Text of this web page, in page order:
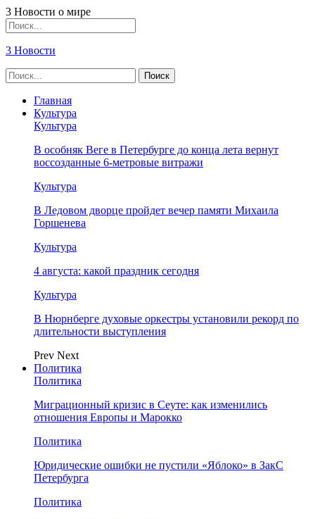
3 Новости о мире
3 Новости
Главная
Культура
Культура
В особняк Веге в Петербурге до конца лета вернут
воссозданные 6-метровые витражи
Культура
В Ледовом дворце пройдет вечер памяти Михаила
Горшенева
Культура
4 августа: какой праздник сегодня
Культура
В Нюрнберге духовые оркестры установили рекорд по
длительности выступления
Prev Next
Политика
Политика
Миграционный кризис в Сеуте: как изменились
отношения Европы и Марокко
Политика
Юридические ошибки не пустили «Яблоко» в ЗакС
Петербурга
Политика